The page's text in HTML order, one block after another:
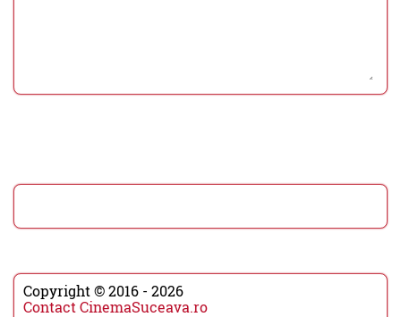
Copyright © 2016 - 2026
Contact CinemaSuceava.ro